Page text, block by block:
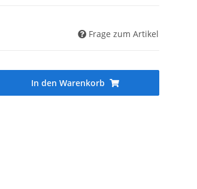
Frage zum Artikel
In den Warenkorb